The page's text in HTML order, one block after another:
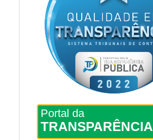
Portal da
TRANSPARÊNCIA